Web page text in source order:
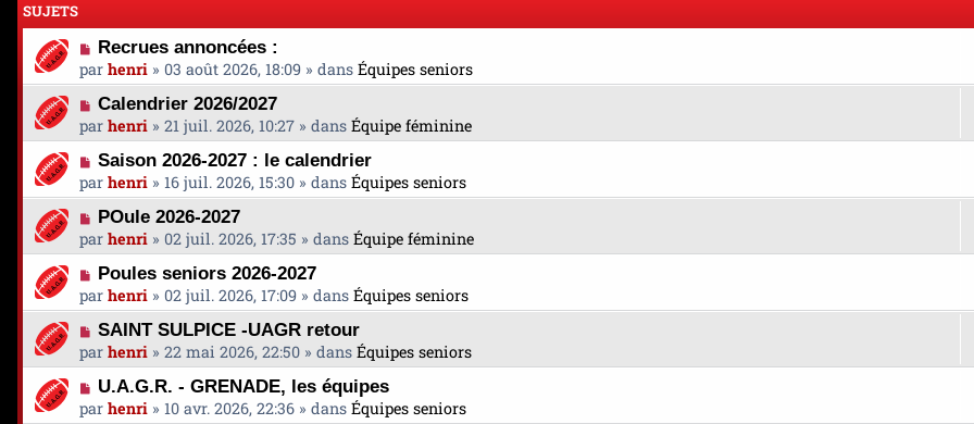
SUJETS
N
o
u
v
e
a
u
m
e
s
s
a
g
e
Recrues annoncées :
par henri » 03 août 2026, 18:09 » dans Équipes seniors
N
o
u
v
e
a
u
m
e
s
s
a
g
e
Calendrier 2026/2027
par henri » 21 juil. 2026, 10:27 » dans Équipe féminine
N
o
u
v
e
a
u
m
e
s
s
a
g
Saison 2026-2027 : le calendrier
par henri » 16 juil. 2026, 15:30 » dans Équipes seniors
N
o
u
v
e
a
u
m
e
s
POule 2026-2027
par henri » 02 juil. 2026, 17:35 » dans Équipe féminine
N
o
u
v
e
a
u
m
Poules seniors 2026-2027
par henri » 02 juil. 2026, 17:09 » dans Équipes seniors
N
o
u
v
e
SAINT SULPICE -UAGR retour
par henri » 22 mai 2026, 22:50 » dans Équipes seniors
N
o
U.A.G.R. - GRENADE, les équipes
par henri » 10 avr. 2026, 22:36 » dans Équipes seniors